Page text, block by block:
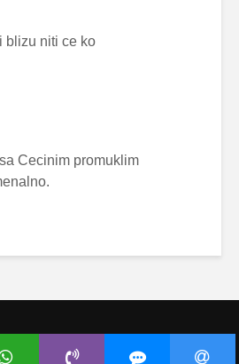
blizu niti ce ko
Cecinim promuklim